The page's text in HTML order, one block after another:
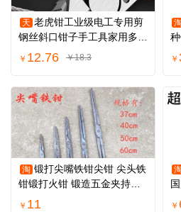
天 老虎钳工业级电工专用剪
钢丝斜口钳子手工具家用多功
能剥线尖嘴钳
￥ 12.76 ￥18.3 ￥
淘 锻打尖嘴铁钳尖钳 尖头铁
钳锻打火钳 锻造五金夹持工
具厂家直销
￥ 11 ￥